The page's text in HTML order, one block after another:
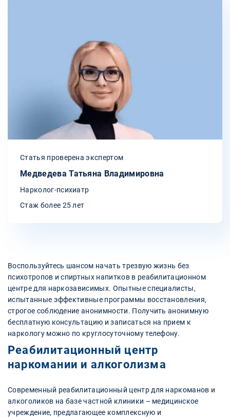
Статья проверена экспертом
Медведева Татьяна Владимировна
Нарколог-психиатр
Стаж более 25 лет
Воспользуйтесь шансом начать трезвую жизнь без
психотропов и спиртных напитков в реабилитационном
центре для наркозависимых. Опытные специалисты,
испытанные эффективные программы восстановления,
строгое соблюдение анонимности. Получить анонимную
бесплатную консультацию и записаться на прием к
наркологу можно по круглосуточному телефону.
Реабилитационный центр
наркомании и алкоголизма
Современный реабилитационный центр для наркоманов и
алкоголиков на базе частной клиники – медицинское
учреждение, предлагающее комплексную и